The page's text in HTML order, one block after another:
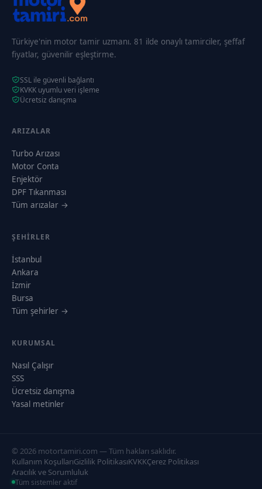
Türkiye'nin motor tamir uzmanı. 81 ilde onaylı tamirciler, şeffaf
fiyatlar, güvenilir eşleştirme.
SSL ile güvenli bağlantı
KVKK uyumlu veri işleme
Ücretsiz danışma
ARIZALAR
Turbo Arızası
Motor Conta
Enjektör
DPF Tıkanması
Tüm arızalar →
ŞEHIRLER
İstanbul
Ankara
İzmir
Bursa
Tüm şehirler →
KURUMSAL
Nasıl Çalışır
SSS
Ücretsiz danışma
Yasal metinler
© 2026 motortamiri.com — Tüm hakları saklıdır.
Kullanım KoşullarıGizlilik PolitikasıKVKKÇerez Politikası
Aracılık ve Sorumluluk
Tüm sistemler aktif